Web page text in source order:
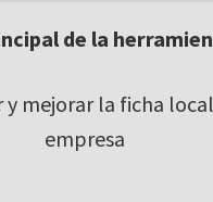
de la
y mejorar la ficha
empresa